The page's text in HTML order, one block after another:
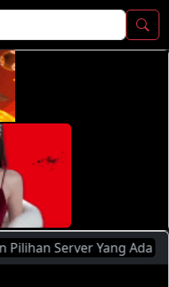
Yang Ada (